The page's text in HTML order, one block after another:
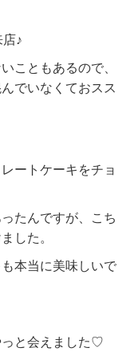
♪
こともあるので、
でいなくておスス
ートケーキをチョ
たんですが、こち
した。
本当に美味しいで
っと会えました♡